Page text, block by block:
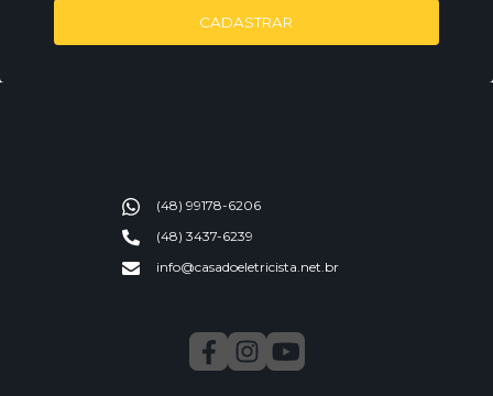
CADASTRAR
(48) 99178-6206
(48) 3437-6239
info@casadoeletricista.net.br